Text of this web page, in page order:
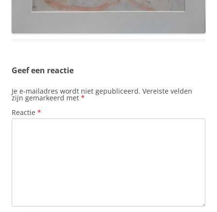
Geef een reactie
Je e-mailadres wordt niet gepubliceerd. Vereiste velden
zijn gemarkeerd met *
Reactie *